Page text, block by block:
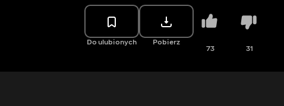
Do ulubionych Pobierz
73 31